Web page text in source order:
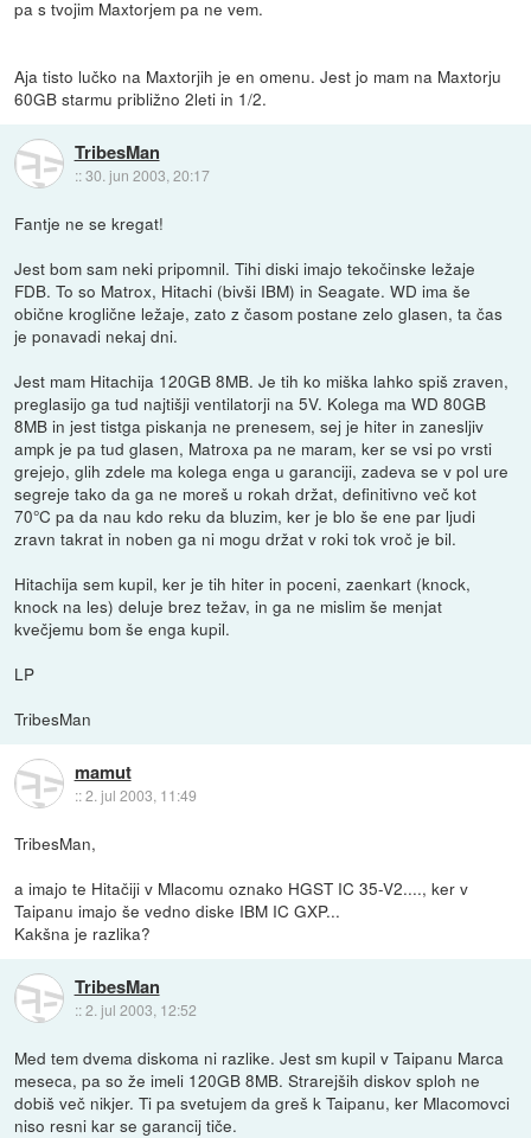
pa s tvojim Maxtorjem pa ne vem.
Aja tisto lučko na Maxtorjih je en omenu. Jest jo mam na Maxtorju
60GB starmu približno 2leti in 1/2.
TribesMan
::30. jun 2003, 20:17
Fantje ne se kregat!
Jest bom sam neki pripomnil. Tihi diski imajo tekočinske ležaje
FDB. To so Matrox, Hitachi (bivši IBM) in Seagate. WD ima še
obične kroglične ležaje, zato z časom postane zelo glasen, ta čas
je ponavadi nekaj dni.
Jest mam Hitachija 120GB 8MB. Je tih ko miška lahko spiš zraven,
preglasijo ga tud najtišji ventilatorji na 5V. Kolega ma WD 80GB
8MB in jest tistga piskanja ne prenesem, sej je hiter in zanesljiv
ampk je pa tud glasen, Matroxa pa ne maram, ker se vsi po vrsti
grejejo, glih zdele ma kolega enga u garanciji, zadeva se v pol ure
segreje tako da ga ne moreš u rokah držat, definitivno več kot
70°C pa da nau kdo reku da bluzim, ker je blo še ene par ljudi
zravn takrat in noben ga ni mogu držat v roki tok vroč je bil.
Hitachija sem kupil, ker je tih hiter in poceni, zaenkart (knock,
knock na les) deluje brez težav, in ga ne mislim še menjat
kvečjemu bom še enga kupil.
LP
TribesMan
mamut
::2. jul 2003, 11:49
TribesMan,
a imajo te Hitačiji v Mlacomu oznako HGST IC 35-V2...., ker v
Taipanu imajo še vedno diske IBM IC GXP...
Kakšna je razlika?
TribesMan
::2. jul 2003, 12:52
Med tem dvema diskoma ni razlike. Jest sm kupil v Taipanu Marca
meseca, pa so že imeli 120GB 8MB. Strarejših diskov sploh ne
dobiš več nikjer. Ti pa svetujem da greš k Taipanu, ker Mlacomovci
niso resni kar se garancij tiče.